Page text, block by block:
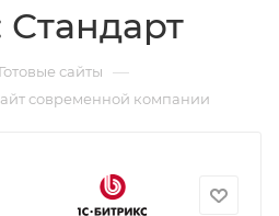
Готовые сайты —
современной компании